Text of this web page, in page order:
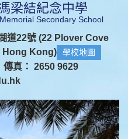
梁結紀念中學
Secondary School
道22號 (22 Plover Cove
Hong Kong)
學校地圖
傳真： 2650 9629